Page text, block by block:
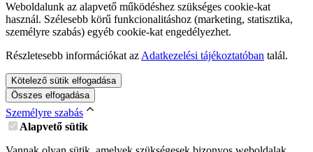
Weboldalunk az alapvető működéshez szükséges cookie-kat
használ. Szélesebb körű funkcionalitáshoz (marketing, statisztika,
személyre szabás) egyéb cookie-kat engedélyezhet.
Részletesebb információkat az Adatkezelési tájékoztatóban talál.
Kötelező sütik elfogadása
Összes elfogadása
Személyre szabás
Alapvető sütik